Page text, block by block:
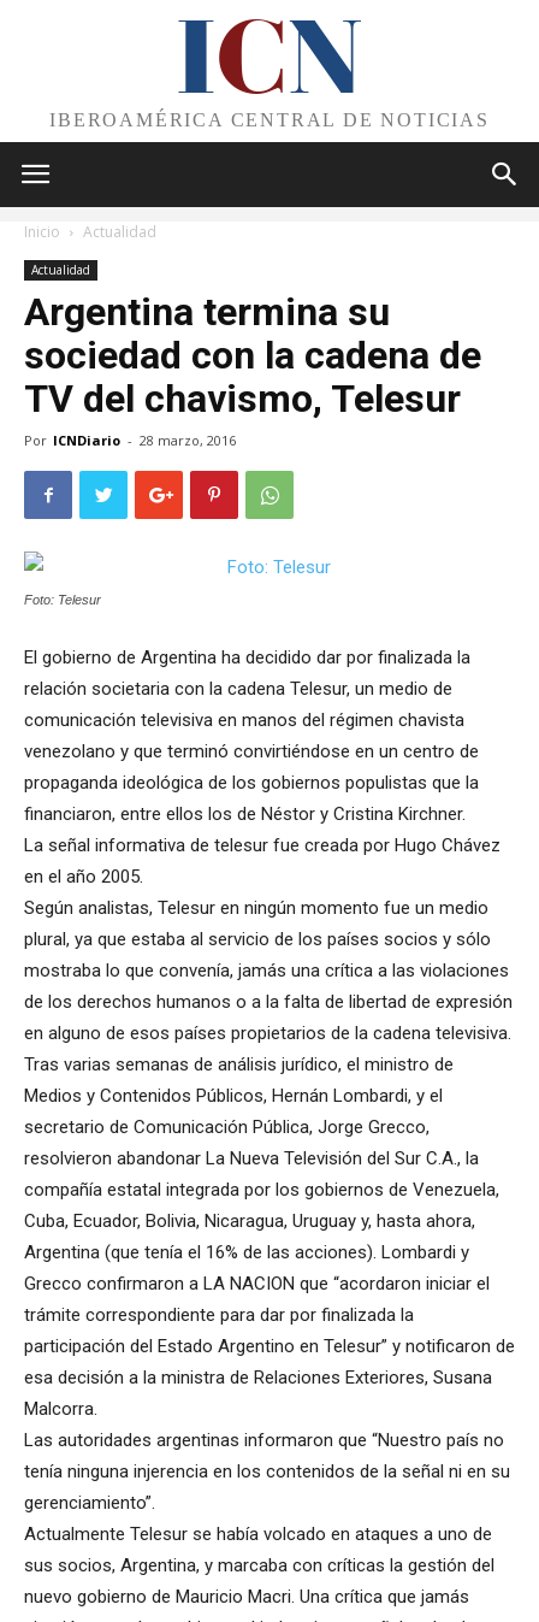
ICN
IBEROAMÉRICA CENTRAL DE NOTICIAS
Inicio Actualidad
Actualidad
Argentina termina su
sociedad con la cadena de
TV del chavismo, Telesur
Por ICNDiario - 28 marzo, 2016
Foto: Telesur
El gobierno de Argentina ha decidido dar por finalizada la
relación societaria con la cadena Telesur, un medio de
comunicación televisiva en manos del régimen chavista
venezolano y que terminó convirtiéndose en un centro de
propaganda ideológica de los gobiernos populistas que la
financiaron, entre ellos los de Néstor y Cristina Kirchner.
La señal informativa de telesur fue creada por Hugo Chávez
en el año 2005.
Según analistas, Telesur en ningún momento fue un medio
plural, ya que estaba al servicio de los países socios y sólo
mostraba lo que convenía, jamás una crítica a las violaciones
de los derechos humanos o a la falta de libertad de expresión
en alguno de esos países propietarios de la cadena televisiva.
Tras varias semanas de análisis jurídico, el ministro de
Medios y Contenidos Públicos, Hernán Lombardi, y el
secretario de Comunicación Pública, Jorge Grecco,
resolvieron abandonar La Nueva Televisión del Sur C.A., la
compañía estatal integrada por los gobiernos de Venezuela,
Cuba, Ecuador, Bolivia, Nicaragua, Uruguay y, hasta ahora,
Argentina (que tenía el 16% de las acciones). Lombardi y
Grecco confirmaron a LA NACION que “acordaron iniciar el
trámite correspondiente para dar por finalizada la
participación del Estado Argentino en Telesur” y notificaron de
esa decisión a la ministra de Relaciones Exteriores, Susana
Malcorra.
Las autoridades argentinas informaron que “Nuestro país no
tenía ninguna injerencia en los contenidos de la señal ni en su
gerenciamiento”.
Actualmente Telesur se había volcado en ataques a uno de
sus socios, Argentina, y marcaba con críticas la gestión del
nuevo gobierno de Mauricio Macri. Una crítica que jamás